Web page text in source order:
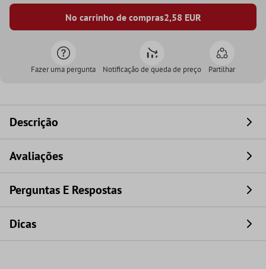
No carrinho de compras2,58 EUR
Fazer uma pergunta Notificação de queda de preço Partilhar
Descrição
Avaliações
Perguntas E Respostas
Dicas